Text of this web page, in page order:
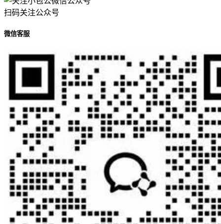
扫码关注公众号
微信客服